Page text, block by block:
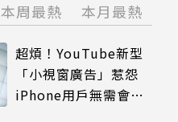
本周最熱 本月最熱
超煩！YouTube新型
「小視窗廣告」惹怨
iPhone用戶無需會員